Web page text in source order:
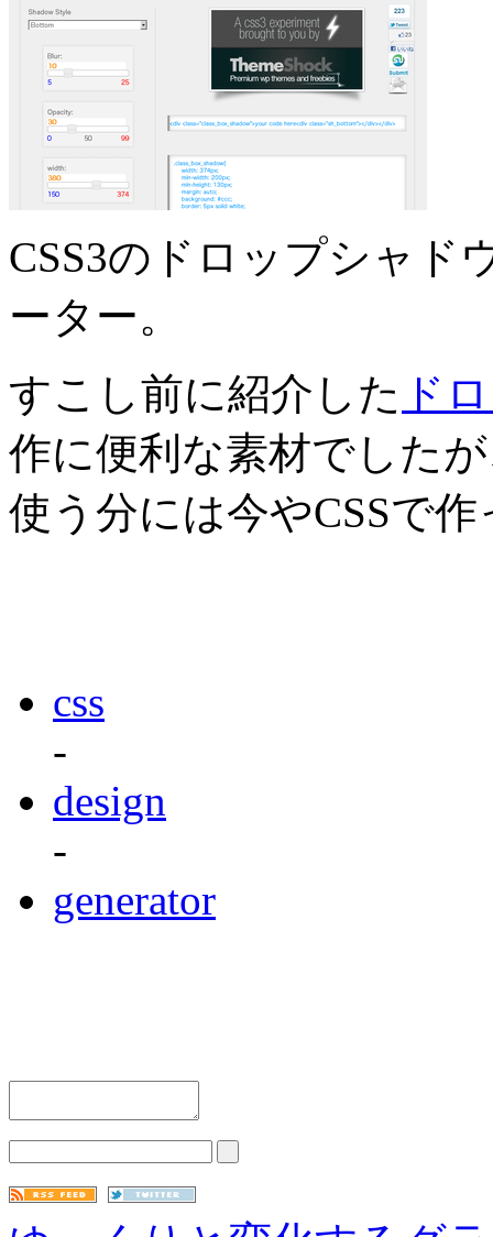
CSS3のドロップシャド
ーター。
すこし前に紹介した ド
作に便利な素材でした
使う分には今やCSSで
css
-
design
-
generator